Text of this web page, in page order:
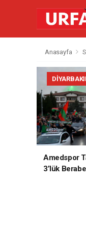
Anasayfa
Amedspor
3’lük